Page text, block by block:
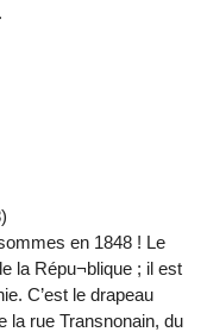
en 1848 ! Le
la Répu¬blique ; il est
C’est le drapeau
la rue Transnonain, du